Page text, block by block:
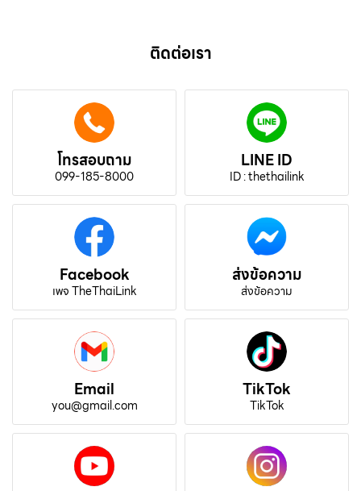
ติดต่อเรา
โทรสอบถาม
099-185-8000
LINE ID
ID : thethailink
Facebook
เพจ TheThaiLink
ส่งข้อความ
ส่งข้อความ
Email
you@gmail.com
TikTok
TikTok